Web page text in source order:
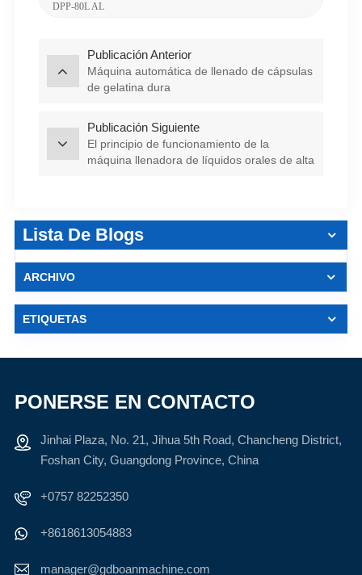
DPP-80L AL
Publicación Anterior
Máquina automática de llenado de cápsulas
de gelatina dura
Publicación Siguiente
El principio de funcionamiento de la
máquina llenadora de líquidos orales de alta
Lista De Blogs
ARCHIVO
ETIQUETAS
PONERSE EN CONTACTO
Jinhai Plaza, No. 21, Jihua 5th Road, Chancheng District,
Foshan City, Guangdong Province, China
+0757 82252350
+8618613054883
manager@gdboanmachine.com